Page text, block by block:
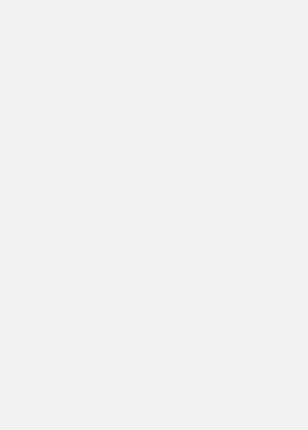
Thema Gebäude- und